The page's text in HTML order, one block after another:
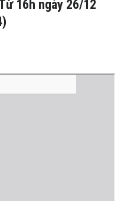
16h ngày 26/12